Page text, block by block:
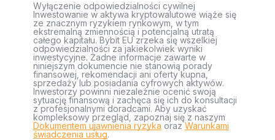
Wyłączenie odpowiedzialności cywilnej
Inwestowanie w aktywa kryptowalutowe wiąże się
ze znacznym ryzykiem rynkowym, w tym
ekstremalną zmiennością i potencjalną utratą
całego kapitału. Bybit EU zrzeka się wszelkiej
odpowiedzialności za jakiekolwiek wyniki
inwestycyjne. Żadne informacje zawarte w
niniejszym dokumencie nie stanowią porady
finansowej, rekomendacji ani oferty kupna,
sprzedaży lub posiadania cyfrowych aktywów.
Inwestorzy powinni niezależnie ocenić swoją
sytuację finansową i zachęca się ich do konsultacji
z profesjonalnymi doradcami. Aby uzyskać
kompleksowy przegląd, zapoznaj się z naszym
Dokumentem ujawnienia ryzyka orazWarunkami
świadczenia usług.